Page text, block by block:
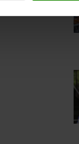
voor social
onze site met
met